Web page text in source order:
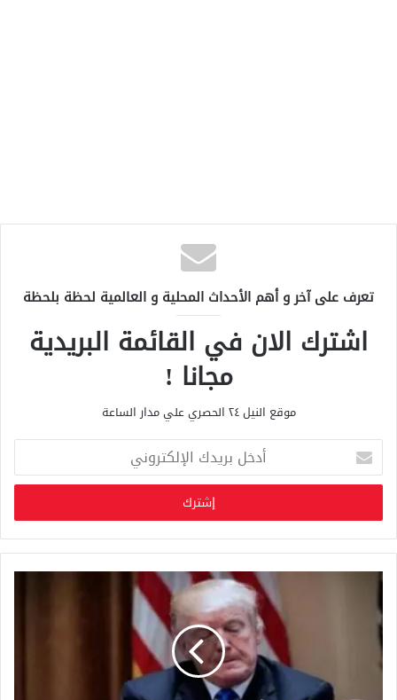
تعرف على آخر و أهم الأحداث المحلية و العالمية لحظة بلحظة
اشترك الان في القائمة البريدية
مجانا !
موقع النيل ٢٤ الحصري علي مدار الساعة
خ
ب
ر
ي
د
ا
ل
إ
ل